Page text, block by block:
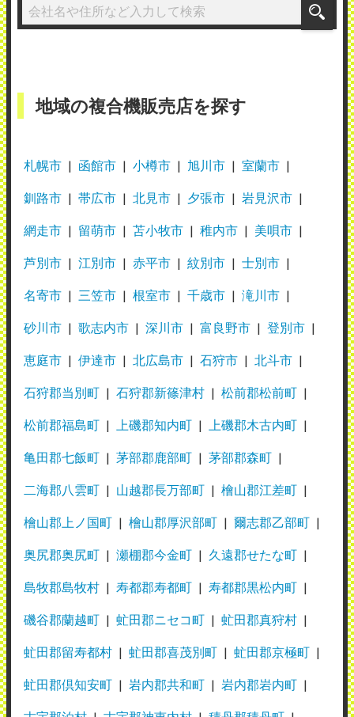
地域の複合機販売店を探す
札幌市 函館市 小樽市 旭川市 室蘭市
釧路市 帯広市 北見市 夕張市 岩見沢市
網走市 留萌市 苫小牧市 稚内市 美唄市
芦別市 江別市 赤平市 紋別市 士別市
名寄市 三笠市 根室市 千歳市 滝川市
砂川市 歌志内市 深川市 富良野市 登別市
恵庭市 伊達市 北広島市 石狩市 北斗市
石狩郡当別町 石狩郡新篠津村 松前郡松前町
松前郡福島町 上磯郡知内町 上磯郡木古内町
亀田郡七飯町 茅部郡鹿部町 茅部郡森町
二海郡八雲町 山越郡長万部町 檜山郡江差町
檜山郡上ノ国町 檜山郡厚沢部町 爾志郡乙部町
奥尻郡奥尻町 瀬棚郡今金町 久遠郡せたな町
島牧郡島牧村 寿都郡寿都町 寿都郡黒松内町
磯谷郡蘭越町 虻田郡ニセコ町 虻田郡真狩村
虻田郡留寿都村 虻田郡喜茂別町 虻田郡京極町
虻田郡倶知安町 岩内郡共和町 岩内郡岩内町